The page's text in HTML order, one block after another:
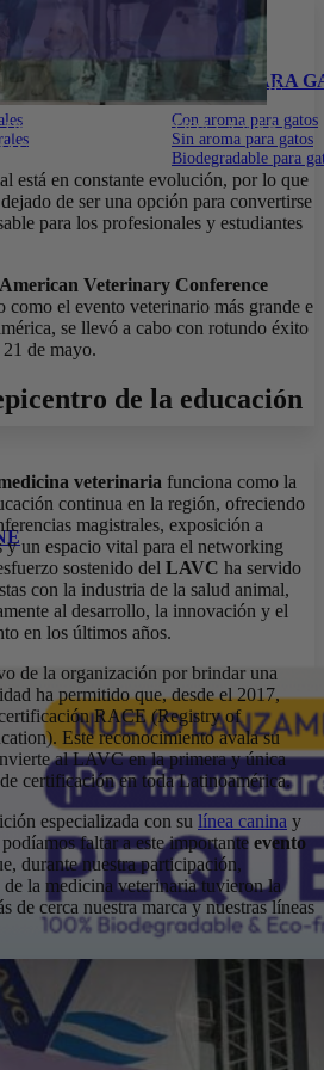
PARA GATOS ARENA PARA
Con aroma para gatos
Sin aroma para gatos
Biodegradable para
LA WEB CON EL CÓDIGO:
DE DESCUENTO EN TODA LA WEB
• 15% DE DESCUENTO EN
PRIMERACOMPRA
15% DE
WEB CON EL CÓDIGO:
DE DESCUENTO EN TODA LA WEB
está en constante evolución, por lo que
de ser una opción para convertirse
para los profesionales y estudiantes
Veterinary Conference
como el evento veterinario más grande e
se llevó a cabo con rotundo éxito
de mayo.
de la educación
veterinaria funciona como la
continua en la región, ofreciendo
magistrales, exposición a
y un espacio vital para el networking
sostenido del LAVC ha servido
con la industria de la salud animal,
al desarrollo, la innovación y el
en los últimos años.
de la organización por brindar una
ha permitido que, desde el 2017,
RACE (Registry of
Este reconocimiento avala su
al LAVC en la primera y única
certificación en toda Latinoamérica.
especializada con su línea canina y
faltar a este importante evento
durante nuestra participación,
la medicina veterinaria tuvieron la
de cerca nuestra marca y nuestras líneas